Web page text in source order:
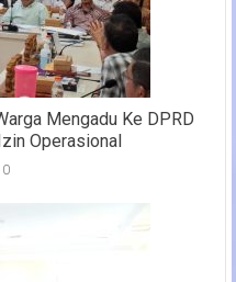
Mengadu Ke DPRD
Operasional
0